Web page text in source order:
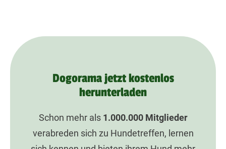
Dogorama jetzt kostenlos
herunterladen
Schon mehr als 1.000.000Mitglieder
verabreden sich zu Hundetreffen, lernen